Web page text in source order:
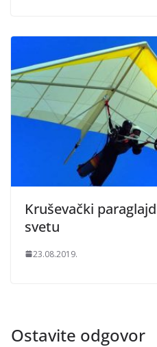
Kruševački
svetu
23.08.2019.
Ostavite odgovor